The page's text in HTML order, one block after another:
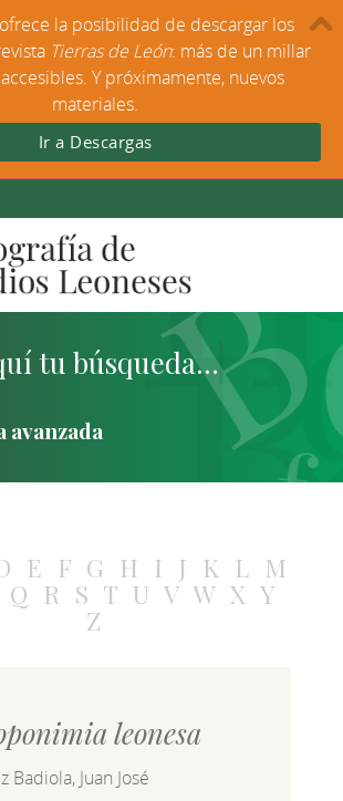
avanzada
E F G H I J K L M
Q R S T U V W X Y
Z
leonesa
Badiola, Juan José
ofrece la posibilidad de descargar los
Tierras de León: más de un millar
Y próximamente, nuevos
materiales.
Ir a Descargas